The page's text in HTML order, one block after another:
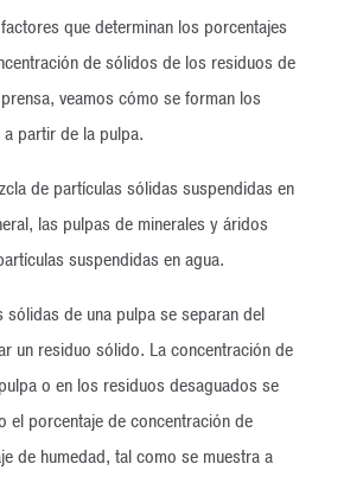
que determinan los porcentajes
de sólidos de los residuos de
veamos cómo se forman los
partir de la pulpa.
de partículas sólidas suspendidas en
las pulpas de minerales y áridos
suspendidas en agua.
sólidas de una pulpa se separan del
un residuo sólido. La concentración de
o en los residuos desaguados se
el porcentaje de concentración de
de humedad, tal como se muestra a